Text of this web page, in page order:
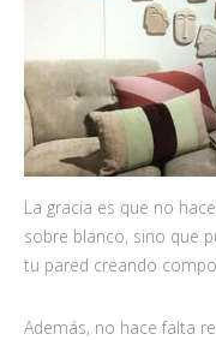
La gracia es que no
sobre blanco, sino que
tu pared creando
Además, no hace falta